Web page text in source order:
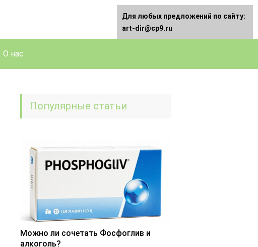
О нас
Популярные статьи
Можно ли сочетать Фосфоглив и
алкоголь?
Для любых предложений по сайту:
art-dir@cp9.ru